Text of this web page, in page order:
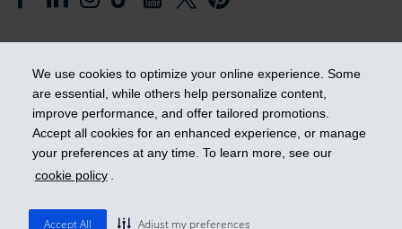
We use cookies to optimize your online experience. Some
are essential, while others help personalize content,
improve performance, and offer tailored promotions.
Accept all cookies for an enhanced experience, or manage
your preferences at any time. To learn more, see our
cookie policy .
Accept All Adjust my preferences
Prendre les devants